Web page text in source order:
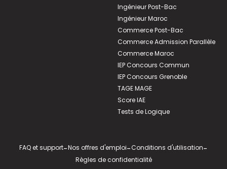
Ingénieur Post-Bac
Ingénieur Maroc
Commerce Post-Bac
Commerce Admission Parallèle
Commerce Maroc
IEP Concours Commun
IEP Concours Grenoble
TAGE MAGE
Score IAE
Tests de Logique
FAQ et support-Nos offres d'emploi-Conditions d'utilisation-
Règles de confidentialité